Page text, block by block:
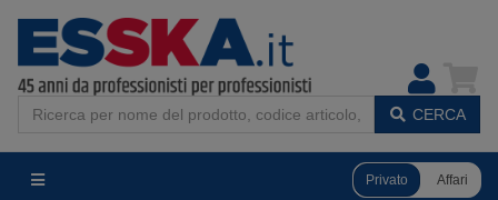
CERCA
Privato Affari